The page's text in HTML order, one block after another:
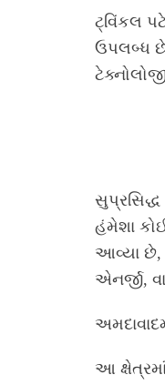
ટ્વિંકલ
ઉપલબ્ધ
હંમેશા
આવ્યા છે,
એનર્જી,
આ